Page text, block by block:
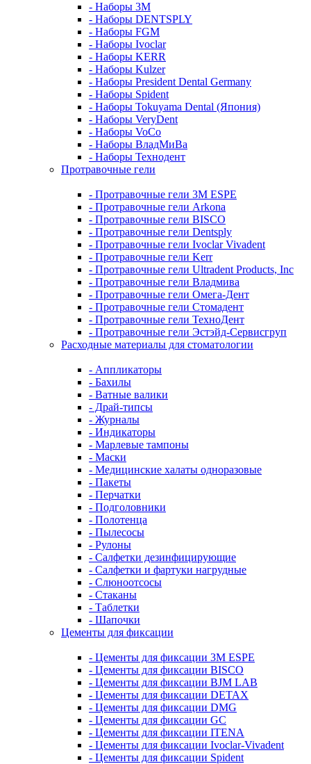
- Наборы 3М
- Наборы DENTSPLY
- Наборы FGM
- Наборы Ivoclar
- Наборы KERR
- Наборы Kulzer
- Наборы President Dental Germany
- Наборы Spident
- Наборы Tokuyama Dental (Япония)
- Наборы VeryDent
- Наборы VoCo
- Наборы ВладМиВа
- Наборы Технодент
Протравочные гели
- Протравочные гели 3М ESPE
- Протравочные гели Arkona
- Протравочные гели BISCO
- Протравочные гели Dentsply
- Протравочные гели Ivoclar Vivadent
- Протравочные гели Kerr
- Протравочные гели Ultradent Products, Inc
- Протравочные гели Владмива
- Протравочные гели Омега-Дент
- Протравочные гели Стомадент
- Протравочные гели ТехноДент
- Протравочные гели Эстэйд-Сервисгруп
Расходные материалы для стоматологии
- Аппликаторы
- Бахилы
- Ватные валики
- Драй-типсы
- Журналы
- Индикаторы
- Марлевые тампоны
- Маски
- Медицинские халаты одноразовые
- Пакеты
- Перчатки
- Подголовники
- Полотенца
- Пылесосы
- Рулоны
- Салфетки дезинфицирующие
- Салфетки и фартуки нагрудные
- Слюноотсосы
- Стаканы
- Таблетки
- Шапочки
Цементы для фиксации
- Цементы для фиксации 3M ESPE
- Цементы для фиксации BISCO
- Цементы для фиксации BJM LAB
- Цементы для фиксации DETAX
- Цементы для фиксации DMG
- Цементы для фиксации GC
- Цементы для фиксации ITENA
- Цементы для фиксации Ivoclar-Vivadent
- Цементы для фиксации Spident